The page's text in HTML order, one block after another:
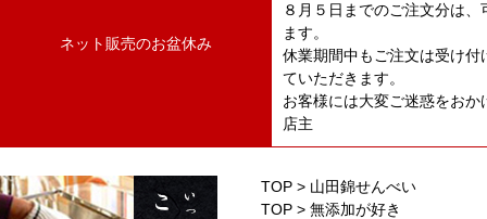
ネット販売のお盆休み
８月５日までのご注文分は
ます。
休業期間中もご注文は受け
ていただきます。
お客様には大変ご迷惑をお
店主
TOP > 山田錦せんべい
TOP > 無添加が好き